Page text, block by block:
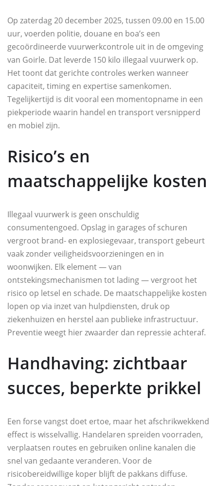
Op zaterdag 20 december 2025, tussen 09.00 en 15.00
uur, voerden politie, douane en boa’s een
gecoördineerde vuurwerkcontrole uit in de omgeving
van Goirle. Dat leverde 150 kilo illegaal vuurwerk op.
Het toont dat gerichte controles werken wanneer
capaciteit, timing en expertise samenkomen.
Tegelijkertijd is dit vooral een momentopname in een
piekperiode waarin handel en transport versnipperd
en mobiel zijn.
Risico’s en
maatschappelijke kosten
Illegaal vuurwerk is geen onschuldig
consumentengoed. Opslag in garages of schuren
vergroot brand- en explosiegevaar, transport gebeurt
vaak zonder veiligheidsvoorzieningen en in
woonwijken. Elk element — van
ontstekingsmechanismen tot lading — vergroot het
risico op letsel en schade. De maatschappelijke kosten
lopen op via inzet van hulpdiensten, druk op
ziekenhuizen en herstel aan publieke infrastructuur.
Preventie weegt hier zwaarder dan repressie achteraf.
Handhaving: zichtbaar
succes, beperkte prikkel
Een forse vangst doet ertoe, maar het afschrikwekkend
effect is wisselvallig. Handelaren spreiden voorraden,
verplaatsen routes en gebruiken online kanalen die
snel van gedaante veranderen. Voor de
risicobereidwillige koper blijft de pakkans diffuse.